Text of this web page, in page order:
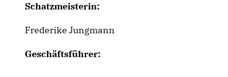
Schatzmeisterin:
Frederike Jungmann
Geschäftsführer: